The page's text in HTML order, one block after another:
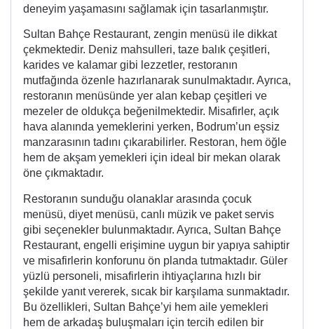
deneyim yaşamasını sağlamak için tasarlanmıştır.
Sultan Bahçe Restaurant, zengin menüsü ile dikkat
çekmektedir. Deniz mahsulleri, taze balık çeşitleri,
karides ve kalamar gibi lezzetler, restoranın
mutfağında özenle hazırlanarak sunulmaktadır. Ayrıca,
restoranın menüsünde yer alan kebap çeşitleri ve
mezeler de oldukça beğenilmektedir. Misafirler, açık
hava alanında yemeklerini yerken, Bodrum’un eşsiz
manzarasının tadını çıkarabilirler. Restoran, hem öğle
hem de akşam yemekleri için ideal bir mekan olarak
öne çıkmaktadır.
Restoranın sunduğu olanaklar arasında çocuk
menüsü, diyet menüsü, canlı müzik ve paket servis
gibi seçenekler bulunmaktadır. Ayrıca, Sultan Bahçe
Restaurant, engelli erişimine uygun bir yapıya sahiptir
ve misafirlerin konforunu ön planda tutmaktadır. Güler
yüzlü personeli, misafirlerin ihtiyaçlarına hızlı bir
şekilde yanıt vererek, sıcak bir karşılama sunmaktadır.
Bu özellikleri, Sultan Bahçe’yi hem aile yemekleri
hem de arkadaş buluşmaları için tercih edilen bir